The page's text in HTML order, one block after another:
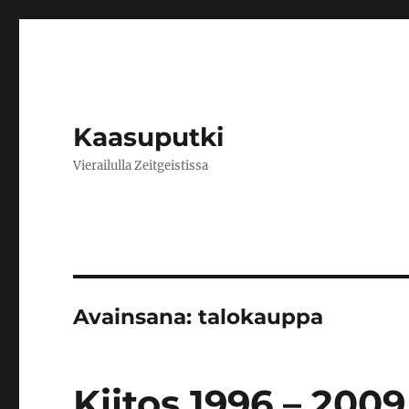
Kaasuputki
Vierailulla Zeitgeistissa
Avainsana:talokauppa